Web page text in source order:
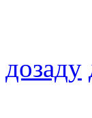
дозаду